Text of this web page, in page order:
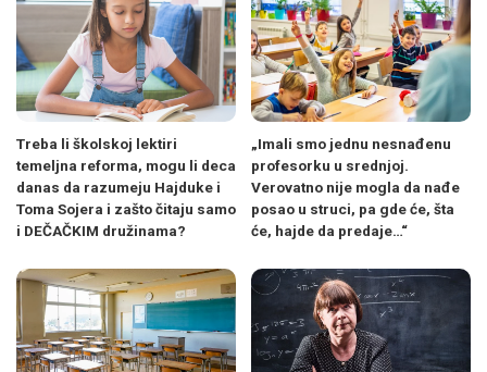
Treba li školskoj lektiri
temeljna reforma, mogu li deca
danas da razumeju Hajduke i
Toma Sojera i zašto čitaju samo
i DEČAČKIM družinama?
„Imali smo jednu nesnađenu
profesorku u srednjoj.
Verovatno nije mogla da nađe
posao u struci, pa gde će, šta
će, hajde da predaje…“